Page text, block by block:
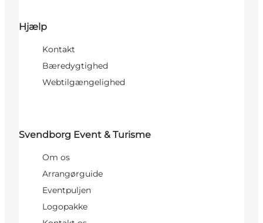
Hjælp
Kontakt
Bæredygtighed
Webtilgængelighed
Svendborg Event & Turisme
Om os
Arrangørguide
Eventpuljen
Logopakke